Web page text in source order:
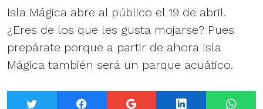
Isla Mágica abre al público el 19 de abril.
¿Eres de los que les gusta mojarse? Pues
prepárate porque a partir de ahora Isla
Mágica también será un parque acuático.
Twitter Facebook Google+ LinkedIn